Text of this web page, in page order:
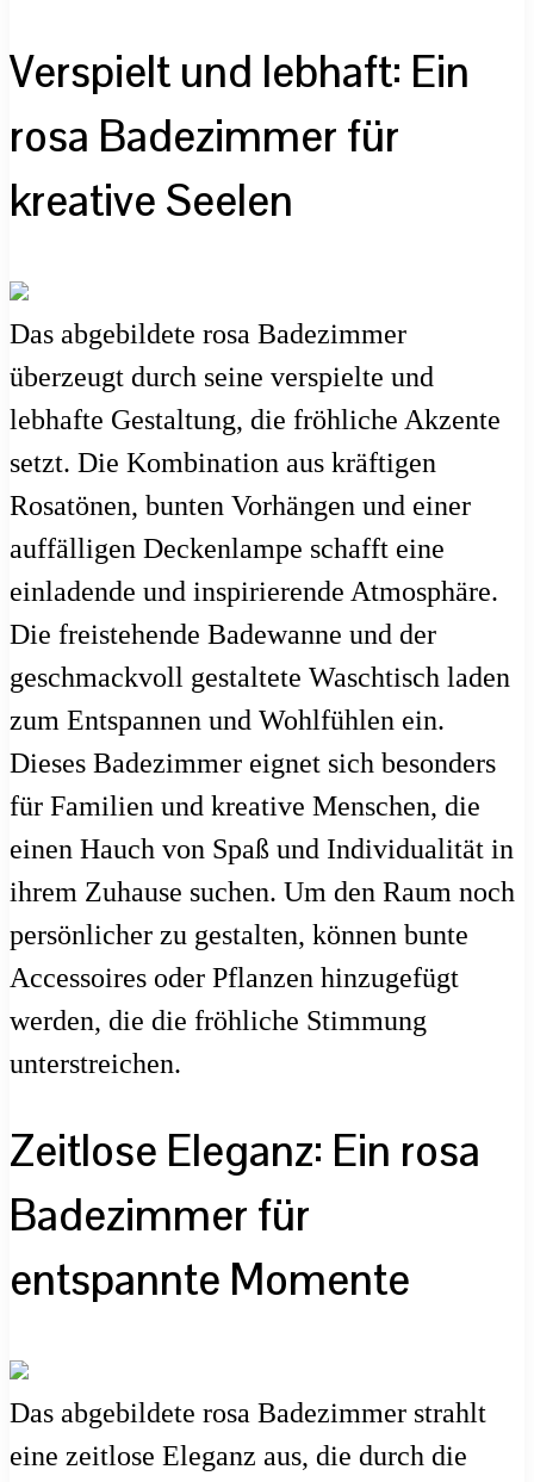
Verspielt und lebhaft: Ein
rosa Badezimmer für
kreative Seelen
Das abgebildete rosa Badezimmer
überzeugt durch seine verspielte und
lebhafte Gestaltung, die fröhliche Akzente
setzt. Die Kombination aus kräftigen
Rosatönen, bunten Vorhängen und einer
auffälligen Deckenlampe schafft eine
einladende und inspirierende Atmosphäre.
Die freistehende Badewanne und der
geschmackvoll gestaltete Waschtisch laden
zum Entspannen und Wohlfühlen ein.
Dieses Badezimmer eignet sich besonders
für Familien und kreative Menschen, die
einen Hauch von Spaß und Individualität in
ihrem Zuhause suchen. Um den Raum noch
persönlicher zu gestalten, können bunte
Accessoires oder Pflanzen hinzugefügt
werden, die die fröhliche Stimmung
unterstreichen.
Zeitlose Eleganz: Ein rosa
Badezimmer für
entspannte Momente
Das abgebildete rosa Badezimmer strahlt
eine zeitlose Eleganz aus, die durch die